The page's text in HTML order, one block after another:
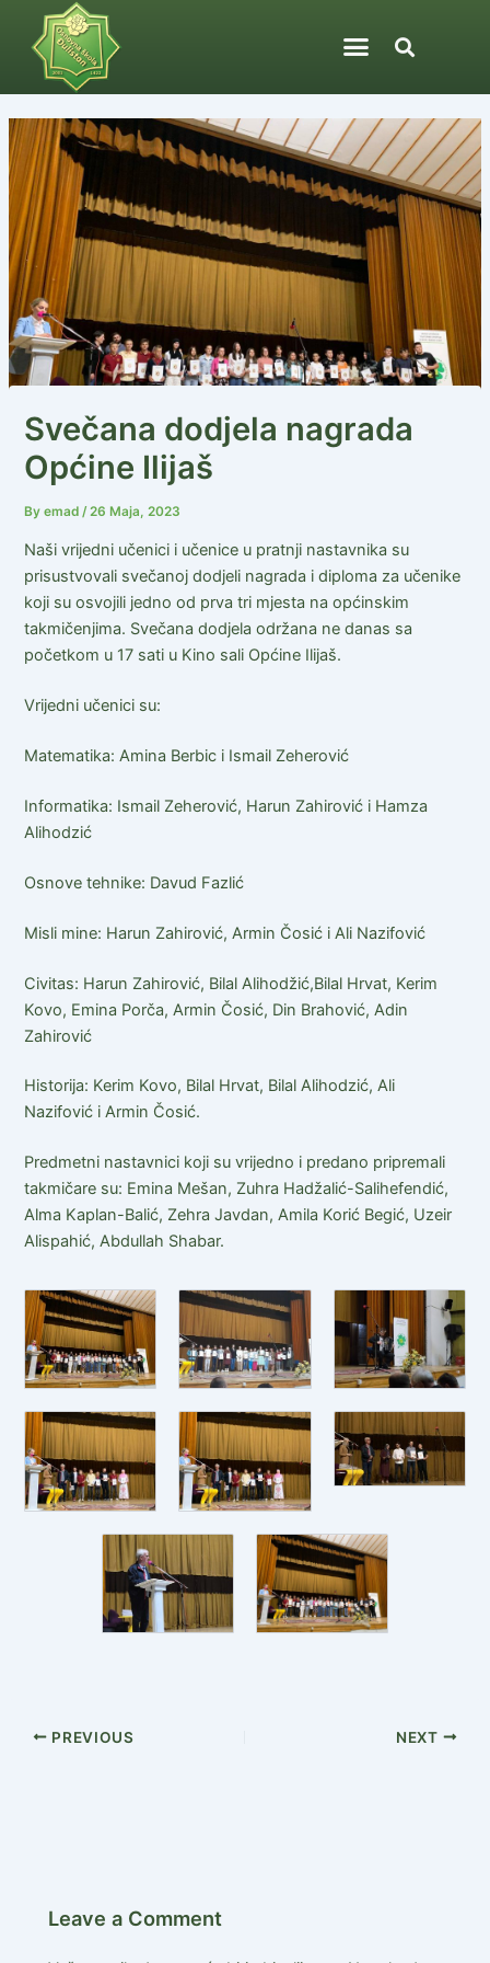
content
Svečana dodjela nagrada
Općine Ilijaš
Byemad /26 Maja, 2023
Naši vrijedni učenici i učenice u pratnji nastavnika su
prisustvovali svečanoj dodjeli nagrada i diploma za učenike
koji su osvojili jedno od prva tri mjesta na općinskim
takmičenjima. Svečana dodjela održana ne danas sa
početkom u 17 sati u Kino sali Općine Ilijaš.
Vrijedni učenici su:
Matematika: Amina Berbic i Ismail Zeherović
Informatika: Ismail Zeherović, Harun Zahirović i Hamza
Alihodzić
Osnove tehnike: Davud Fazlić
Misli mine: Harun Zahirović, Armin Čosić i Ali Nazifović
Civitas: Harun Zahirović, Bilal Alihodžić,Bilal Hrvat, Kerim
Kovo, Emina Porča, Armin Čosić, Din Brahović, Adin
Zahirović
Historija: Kerim Kovo, Bilal Hrvat, Bilal Alihodzić, Ali
Nazifović i Armin Čosić.
Predmetni nastavnici koji su vrijedno i predano pripremali
takmičare su: Emina Mešan, Zuhra Hadžalić-Salihefendić,
Alma Kaplan-Balić, Zehra Javdan, Amila Korić Begić, Uzeir
Alispahić, Abdullah Shabar.
navigation
PREVIOUS NEXT
Leave a Comment